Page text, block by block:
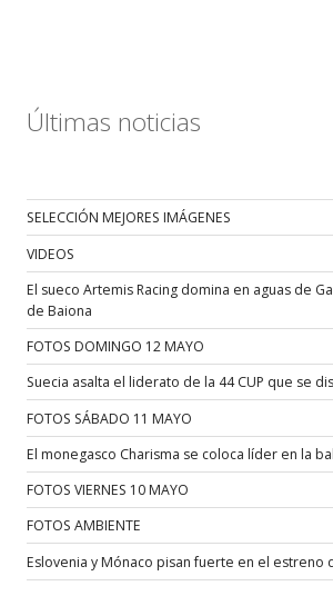
Últimas noticias
SELECCIÓN MEJORES IMÁGENES
VIDEOS
El sueco Artemis Racing domina en aguas de
de Baiona
FOTOS DOMINGO 12 MAYO
Suecia asalta el liderato de la 44 CUP que se
FOTOS SÁBADO 11 MAYO
El monegasco Charisma se coloca líder en la
FOTOS VIERNES 10 MAYO
FOTOS AMBIENTE
Eslovenia y Mónaco pisan fuerte en el estreno